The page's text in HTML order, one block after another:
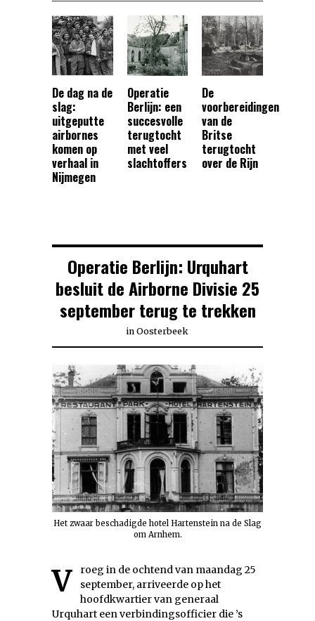
De dag na de
slag:
uitgeputte
airbornes
komen op
verhaal in
Nijmegen
Operatie
Berlijn: een
succesvolle
terugtocht
met veel
slachtoffers
De
voorbereidingen
van de
Britse
terugtocht
over de Rijn
Operatie Berlijn: Urquhart
besluit de Airborne Divisie 25
september terug te trekken
in Oosterbeek
Het zwaar beschadigde hotel Hartenstein na de Slag
om Arnhem.
Vroeg in de ochtend van maandag 25
september, arriveerde op het
hoofdkwartier van generaal
Urquhart een verbindingsofficier die ’s